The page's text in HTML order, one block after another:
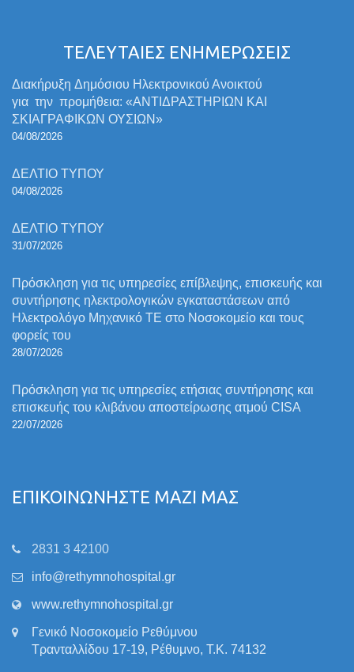
ΤΕΛΕΥΤΑΙΕΣ ΕΝΗΜΕΡΩΣΕΙΣ
Διακήρυξη Δημόσιου Ηλεκτρονικού Ανοικτού
για την προμήθεια: «ΑΝΤΙΔΡΑΣΤΗΡΙΩΝ ΚΑΙ
ΣΚΙΑΓΡΑΦΙΚΩΝ ΟΥΣΙΩΝ»
04/08/2026
ΔΕΛΤΙΟ ΤΥΠΟΥ
04/08/2026
ΔΕΛΤΙΟ ΤΥΠΟΥ
31/07/2026
Πρόσκληση για τις υπηρεσίες επίβλεψης, επισκευής και
συντήρησης ηλεκτρολογικών εγκαταστάσεων από
Ηλεκτρολόγο Μηχανικό ΤΕ στο Νοσοκομείο και τους
φορείς του
28/07/2026
Πρόσκληση για τις υπηρεσίες ετήσιας συντήρησης και
επισκευής του κλιβάνου αποστείρωσης ατμού CISA
22/07/2026
ΕΠΙΚΟΙΝΩΝΗΣΤΕ ΜΑΖΙ ΜΑΣ
2831 3 42100
info@rethymnohospital.gr
www.rethymnohospital.gr
Γενικό Νοσοκομείο Ρεθύμνου
Τρανταλλίδου 17-19, Ρέθυμνο, Τ.Κ. 74132